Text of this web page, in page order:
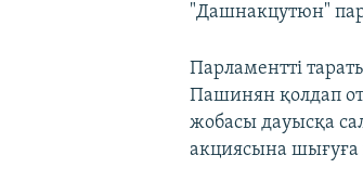
"Дашнакцутюн"
Парламентті
Пашинян қолдап
жобасы дауысқа
акциясына